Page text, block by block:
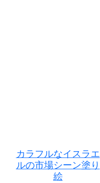
カラフルなイスラエ
ルの市場シーン塗り
絵